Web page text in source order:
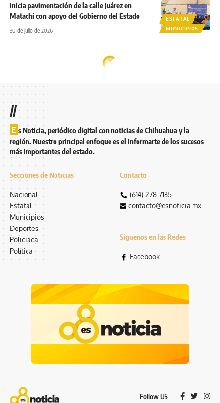
ESTATAL
MUNICIPIOS
Inicia pavimentación de la calle Juárez en
Matachí con apoyo del Gobierno del Estado
30 de julio de 2026
//
E s Noticia, periódico digital con noticias de Chihuahua y la
región. Nuestro principal enfoque es el informarte de los sucesos
más importantes del estado.
Secciones de Noticias
Nacional
Estatal
Municipios
Deportes
Policiaca
Política
Contacto
(614) 278 7185
contacto@esnoticia.mx
Síguenos en las Redes
Facebook
Follow US